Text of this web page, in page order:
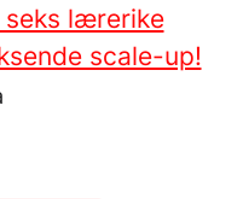
seks lærerike
scale-up!